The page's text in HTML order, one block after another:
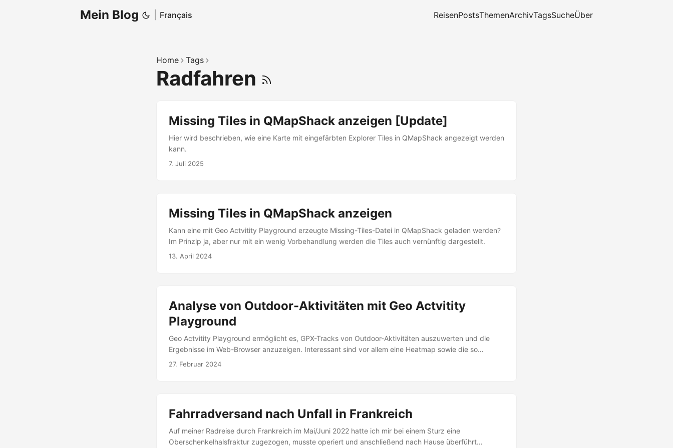
Mein Blog Français ReisenPostsThemenArchivTagsSucheÜber
Home Tags
Radfahren
Missing Tiles in QMapShack anzeigen [Update]
Hier wird beschrieben, wie eine Karte mit eingefärbten Explorer Tiles in QMapShack angezeigt werden
kann.
7. Juli 2025
Missing Tiles in QMapShack anzeigen
Kann eine mit Geo Actvitity Playground erzeugte Missing-Tiles-Datei in QMapShack geladen werden?
Im Prinzip ja, aber nur mit ein wenig Vorbehandlung werden die Tiles auch vernünftig dargestellt.
13. April 2024
Analyse von Outdoor-Aktivitäten mit Geo Actvitity
Playground
Geo Actvitity Playground ermöglicht es, GPX-Tracks von Outdoor-Aktivitäten auszuwerten und die
Ergebnisse im Web-Browser anzuzeigen. Interessant sind vor allem eine Heatmap sowie die so
genannten Explorer Tiles, Quadrate in der Größe von Kartenkacheln der Zoomstufe 14, die beim
27. Februar 2024
Fahrradversand nach Unfall in Frankreich
Auf meiner Radreise durch Frankreich im Mai/Juni 2022 hatte ich mir bei einem Sturz eine
Oberschenkelhalsfraktur zugezogen, musste operiert und anschließend nach Hause überführt